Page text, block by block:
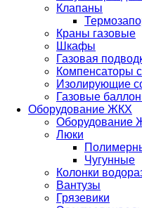
Клапаны
Краны газовые
Шкафы
Газовая
Компенсаторы
Изолирующие
Газовые
Оборудование ЖКХ
Оборудование
Люки
Чугунные
Колонки
Вантузы
Грязевики